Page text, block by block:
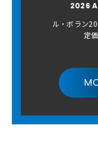
2026
ル・ボラン
定